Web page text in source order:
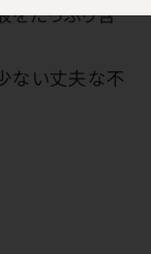
をたっぷり含
ない丈夫な不